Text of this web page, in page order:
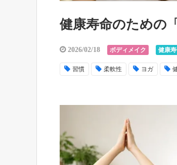
健康寿命のための
2026/02/18 ボディメイク 健康
習慣 柔軟性 ヨガ